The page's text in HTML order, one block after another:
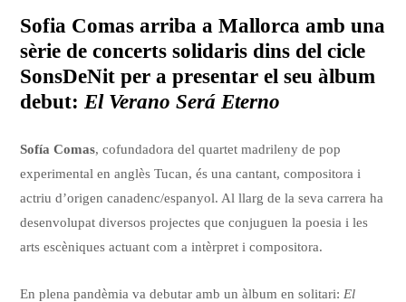
Sofia Comas arriba a Mallorca amb una
sèrie de concerts solidaris dins del cicle
SonsDeNit per a presentar el seu àlbum
debut: El Verano Será Eterno
Sofía Comas, cofundadora del quartet madrileny de pop
experimental en anglès Tucan, és una cantant, compositora i
actriu d’origen canadenc/espanyol. Al llarg de la seva carrera ha
desenvolupat diversos projectes que conjuguen la poesia i les
arts escèniques actuant com a intèrpret i compositora.
En plena pandèmia va debutar amb un àlbum en solitari: El